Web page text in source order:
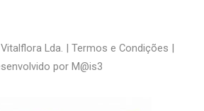
Lda. | Termos e Condições |
por M@is3